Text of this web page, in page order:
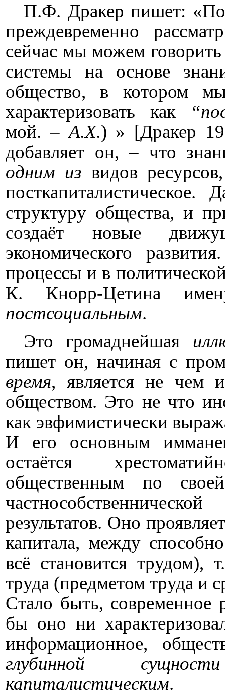
П.Ф. Дракер пишет:
преждевременно
сейчас мы можем
системы на основе
общество, в котором
характеризовать как
мой. –А.Х.) » [Дракер
добавляет он, – что
одним из видов
посткапиталистическое.
структуру общества, и
создаёт новые
экономического
процессы и в
К. Кнорр-Цетина
постсоциальным.
Это громаднейшая
пишет он, начиная с
время, является не чем
обществом. Это не что
как эвфимистически
И его основным
остаётся
общественным по
результатов. Оно
капитала, между
всё становится трудом),
труда (предметом труда и
Стало быть, современное
бы оно ни
информационное,
глубинной сущности
капиталистическим.